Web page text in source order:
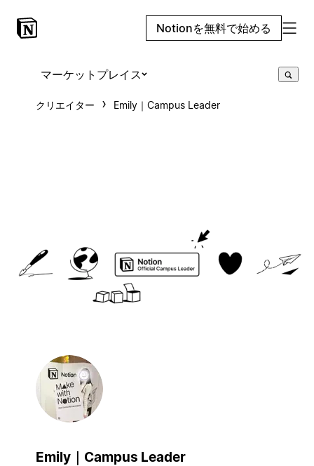
Notionを無料で始める
マーケットプレイス
クリエイター Emily｜Campus Leader
Emily｜Campus Leader